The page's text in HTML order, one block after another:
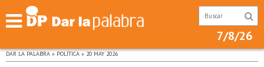
7/8/26
DAR LA PALABRA » POLÍTICA » 20 MAY 2026